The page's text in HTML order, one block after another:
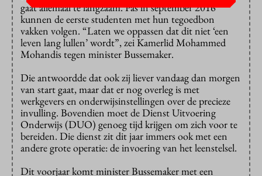
gaat allemaal te langzaam. Pas in september 2016
kunnen de eerste studenten met hun tegoedbon
vakken volgen. “Laten we oppassen dat dit niet ‘een
leven lang lullen’ wordt”, zei Kamerlid Mohammed
Mohandis tegen minister Bussemaker.
Die antwoordde dat ook zij liever vandaag dan morgen
van start gaat, maar dat er nog overleg is met
werkgevers en onderwijsinstellingen over de precieze
invulling. Bovendien moet de Dienst Uitvoering
Onderwijs (DUO) genoeg tijd krijgen om zich voor te
bereiden. Die dienst zit dit jaar immers ook met een
andere grote operatie: de invoering van het leenstelsel.
Dit voorjaar komt minister Bussemaker met een